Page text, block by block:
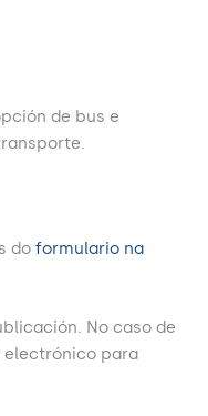
de bus e
do formulario na
No caso de
electrónico para